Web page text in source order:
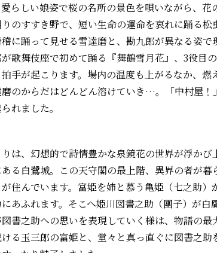
らしい娘姿で桜の名所の景色を唄いながら、
のすすき野で、短い生命の運命を哀れに踊る
に踊って見せる雪達磨と、勘九郎が異なる姿
歌舞伎座で初めて踊る『舞鶴雪月花』、3役目
手が起こります。場内の温度も上がるなか、
のからだはどんどん溶けていき…。「中村屋！
れました。
は、幻想的で詩情豊かな泉鏡花の世界が浮かび
る白鷺城。この天守閣の最上階、異界の者が
が住んでいます。富姫を姉と慕う亀姫（七之助
あふれます。そこへ姫川図書之助（團子）が
書之助への思いを表現していく様は、物語の
る玉三郎の富姫と、堂々と真っ直ぐに図書之